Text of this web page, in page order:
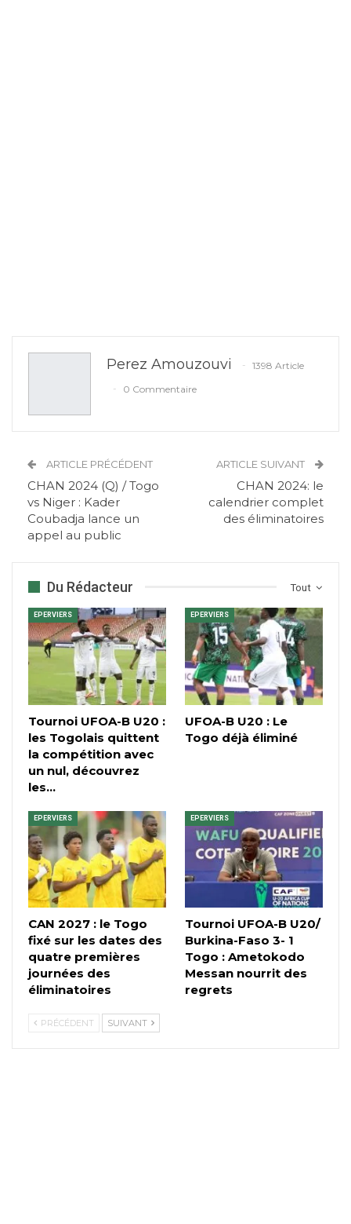
Perez Amouzouvi
1398 Article
0 Commentaire
ARTICLE PRÉCÉDENT
CHAN 2024 (Q) / Togo
vs Niger : Kader
Coubadja lance un
appel au public
ARTICLE SUIVANT
CHAN 2024: le
calendrier complet
des éliminatoires
Tout
Du Rédacteur
EPERVIERS
Tournoi UFOA-B U20 :
les Togolais quittent
la compétition avec
un nul, découvrez
les…
EPERVIERS
UFOA-B U20 : Le
Togo déjà éliminé
EPERVIERS
CAN 2027 : le Togo
fixé sur les dates des
quatre premières
journées des
éliminatoires
EPERVIERS
Tournoi UFOA-B U20/
Burkina-Faso 3- 1
Togo : Ametokodo
Messan nourrit des
regrets
PRÉCÉDENT SUIVANT